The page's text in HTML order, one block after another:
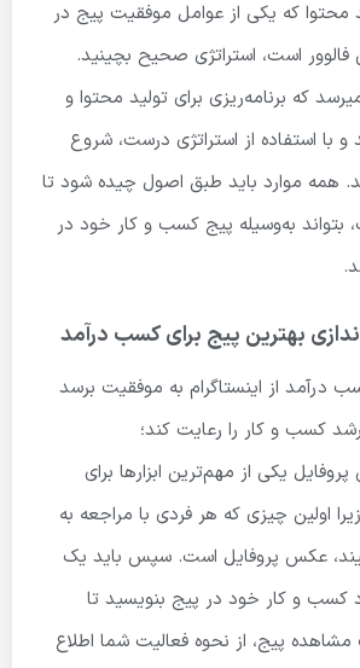
محتوا که یکی از عوامل موفقیت پیج در
فالوور است، استراتژی صحیح بچینید.
که برنامه‌ریزی برای تولید محتوا و
و با استفاده از استراتژی درست، شروع
همه موارد باید طبق اصول چیده شود تا
بتواند به‌وسیله پیج کسب و کار خود در
بهترین پیج برای کسب درآمد
درآمد از اینستاگرام به موفقیت برسد
کسب و کار را رعایت کند؛
یکی از مهم‌ترین ابزارها برای
اولین چیزی که هر فردی با مراجعه به
عکس پروفایل است. سپس باید یک
کسب و کار خود در پیج بنویسید تا
پیج، از نحوه فعالیت شما اطلاع